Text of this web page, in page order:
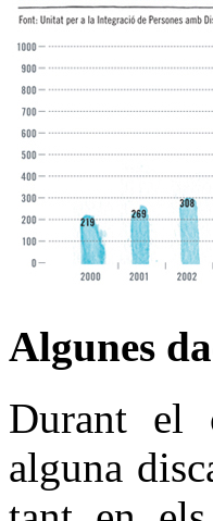
Algunes
Durant el
alguna